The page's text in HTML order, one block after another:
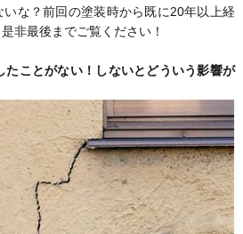
な？前回の塗装時から既に20年以上経
非最後までご覧ください！
たことがない！しないとどういう影響が